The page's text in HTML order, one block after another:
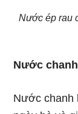
Nước ép rau
Nước
Nước chanh